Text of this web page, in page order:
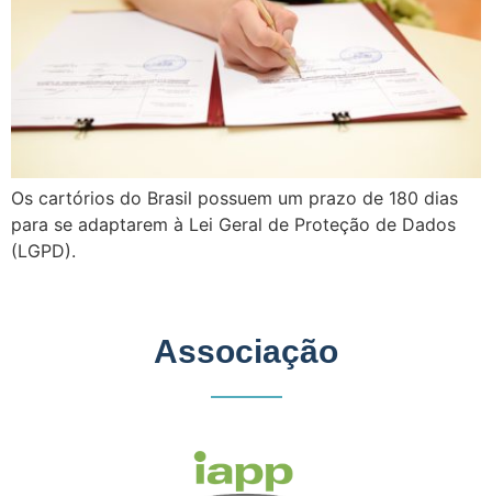
Os cartórios do Brasil possuem um prazo de 180 dias
para se adaptarem à Lei Geral de Proteção de Dados
(LGPD).
Associação